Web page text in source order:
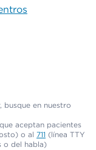
en nuestro
aceptan pacientes
o al 711 (línea TTY
o del habla)